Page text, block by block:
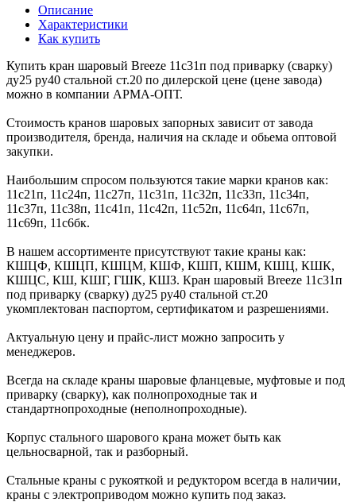
Описание
Характеристики
Как купить
Купить кран шаровый Breeze 11с31п под приварку (сварку)
ду25 ру40 стальной ст.20 по дилерской цене (цене завода)
можно в компании АРМА-ОПТ.
Стоимость кранов шаровых запорных зависит от завода
производителя, бренда, наличия на складе и обьема оптовой
закупки.
Наибольшим спросом пользуются такие марки кранов как:
11с21п, 11с24п, 11с27п, 11с31п, 11с32п, 11с33п, 11с34п,
11с37п, 11с38п, 11с41п, 11с42п, 11с52п, 11с64п, 11с67п,
11с69п, 11с6бк.
В нашем ассортименте присутствуют такие краны как:
КШЦФ, КШЦП, КШЦМ, КШФ, КШП, КШМ, КШЦ, КШК,
КШЦС, КШ, КШГ, ГШК, КШЗ. Кран шаровый Breeze 11с31п
под приварку (сварку) ду25 ру40 стальной ст.20
укомплектован паспортом, сертификатом и разрешениями.
Актуальную цену и прайс-лист можно запросить у
менеджеров.
Всегда на складе краны шаровые фланцевые, муфтовые и под
приварку (сварку), как полнопроходные так и
стандартнопроходные (неполнопроходные).
Корпус стального шарового крана может быть как
цельносварной, так и разборный.
Стальные краны с рукояткой и редуктором всегда в наличии,
краны с электроприводом можно купить под заказ.